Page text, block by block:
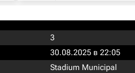
3
30.08.2025 в 22:05
Stadium Municipal